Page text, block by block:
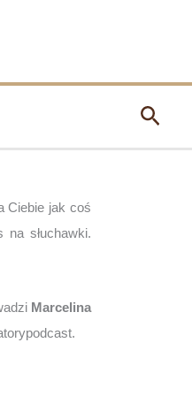
Ciebie jak coś
słuchawki.
Marcelina